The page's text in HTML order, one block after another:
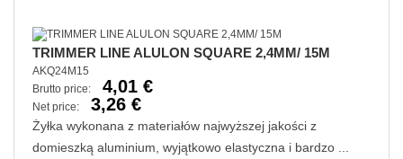
TRIMMER LINE ALULON SQUARE 2,4MM/ 15M
AKQ24M15
Brutto price:
4,01 €
Net price: 3,26 €
Żyłka wykonana z materiałów najwyższej jakości z
domieszką aluminium, wyjątkowo elastyczna i bardzo ...